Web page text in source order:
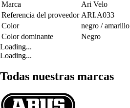
Marca
Ari Velo
Referencia del proveedor ARI.A033
Color
negro / amarillo
Color dominante
Negro
Loading...
Loading...
Todas nuestras marcas